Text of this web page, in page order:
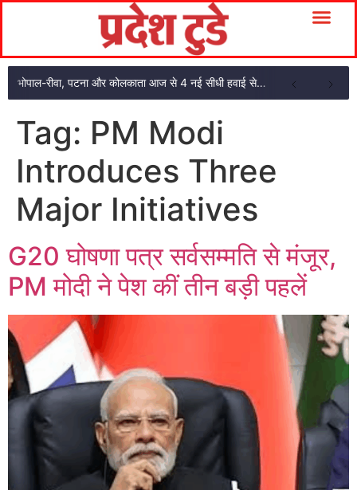
भोपाल-रीवा, पटना और कोलकाता आज से 4 नई सीधी हवाई सेवाएं: CM मोहन यादव ने दिखाई हरी झंडी
Tag: PM Modi
Introduces Three
Major Initiatives
G20 घोषणा पत्र सर्वसम्मति से मंजूर,
PM मोदी ने पेश कीं तीन बड़ी पहलें